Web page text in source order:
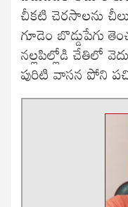
చీకటి చెరసాలను
గూడెం బొడ్డుపేగు
నల్లపిల్లోడి చేతిలో
పురిటి వాసన పోని